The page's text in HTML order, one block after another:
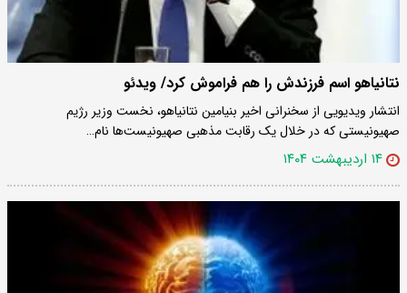
نتانیاهو اسم فرزندش را هم فراموش کرد/ ویدئو
انتشار ویدیویی از سخنرانی اخیر بنیامین نتانیاهو، نخست وزیر رژیم
صهیونیستی که در خلال یک رقابت مذهبی صهیونیست‌ها نام…
۱۴ اردیبهشت ۱۴۰۴